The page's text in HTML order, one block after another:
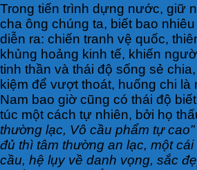
Trong tiến trình dựng nước, giữ
cha ông chúng ta, biết bao
diễn ra: chiến tranh vệ quốc,
khủng hoảng kinh tế, khiến
tinh thần và thái độ sống sẻ
kiệm để vượt thoát, huống chi là
Nam bao giờ cũng có thái độ
túc một cách tự nhiên, bởi họ
thường lạc, Vô cầu phẩm tự
đủ thì tâm thường an lạc, một
cầu, hệ lụy về danh vọng, sắc